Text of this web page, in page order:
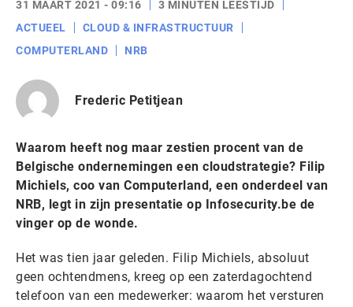
31 MAART 2021 - 09:16
3 MINUTEN LEESTIJD
ACTUEEL
CLOUD & INFRASTRUCTUUR
COMPUTERLAND
NRB
Frederic Petitjean
Waarom heeft nog maar zestien procent van de
Belgische ondernemingen een cloudstrategie? Filip
Michiels, coo van Computerland, een onderdeel van
NRB, legt in zijn presentatie op Infosecurity.be de
vinger op de wonde.
Het was tien jaar geleden. Filip Michiels, absoluut
geen ochtendmens, kreeg op een zaterdagochtend
telefoon van een medewerker: waarom het versturen